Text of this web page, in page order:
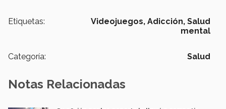
Etiquetas: Videojuegos, Adicción, Salud
mental
Categoría: Salud
Notas Relacionadas